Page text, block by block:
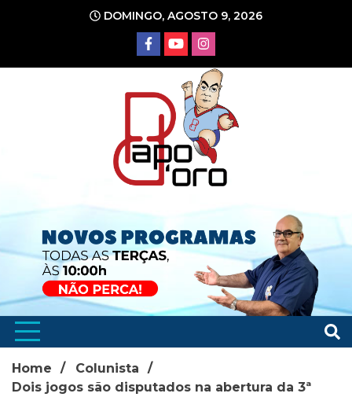
conteúdo
DOMINGO, AGOSTO 9, 2026
Home
Colunista
Dois jogos são disputados na abertura da 3ª